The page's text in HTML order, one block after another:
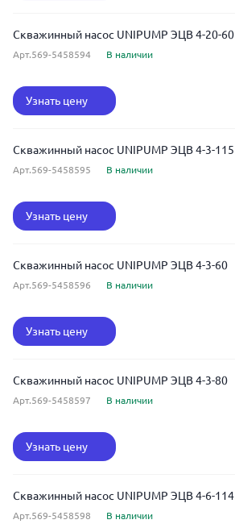
Скважинный насос UNIPUMP ЭЦВ 4-20-60
Арт.569-5458594 В наличии
Узнать цену
Скважинный насос UNIPUMP ЭЦВ 4-3-115
Арт.569-5458595 В наличии
Узнать цену
Скважинный насос UNIPUMP ЭЦВ 4-3-60
Арт.569-5458596 В наличии
Узнать цену
Скважинный насос UNIPUMP ЭЦВ 4-3-80
Арт.569-5458597 В наличии
Узнать цену
Скважинный насос UNIPUMP ЭЦВ 4-6-114
Арт.569-5458598 В наличии